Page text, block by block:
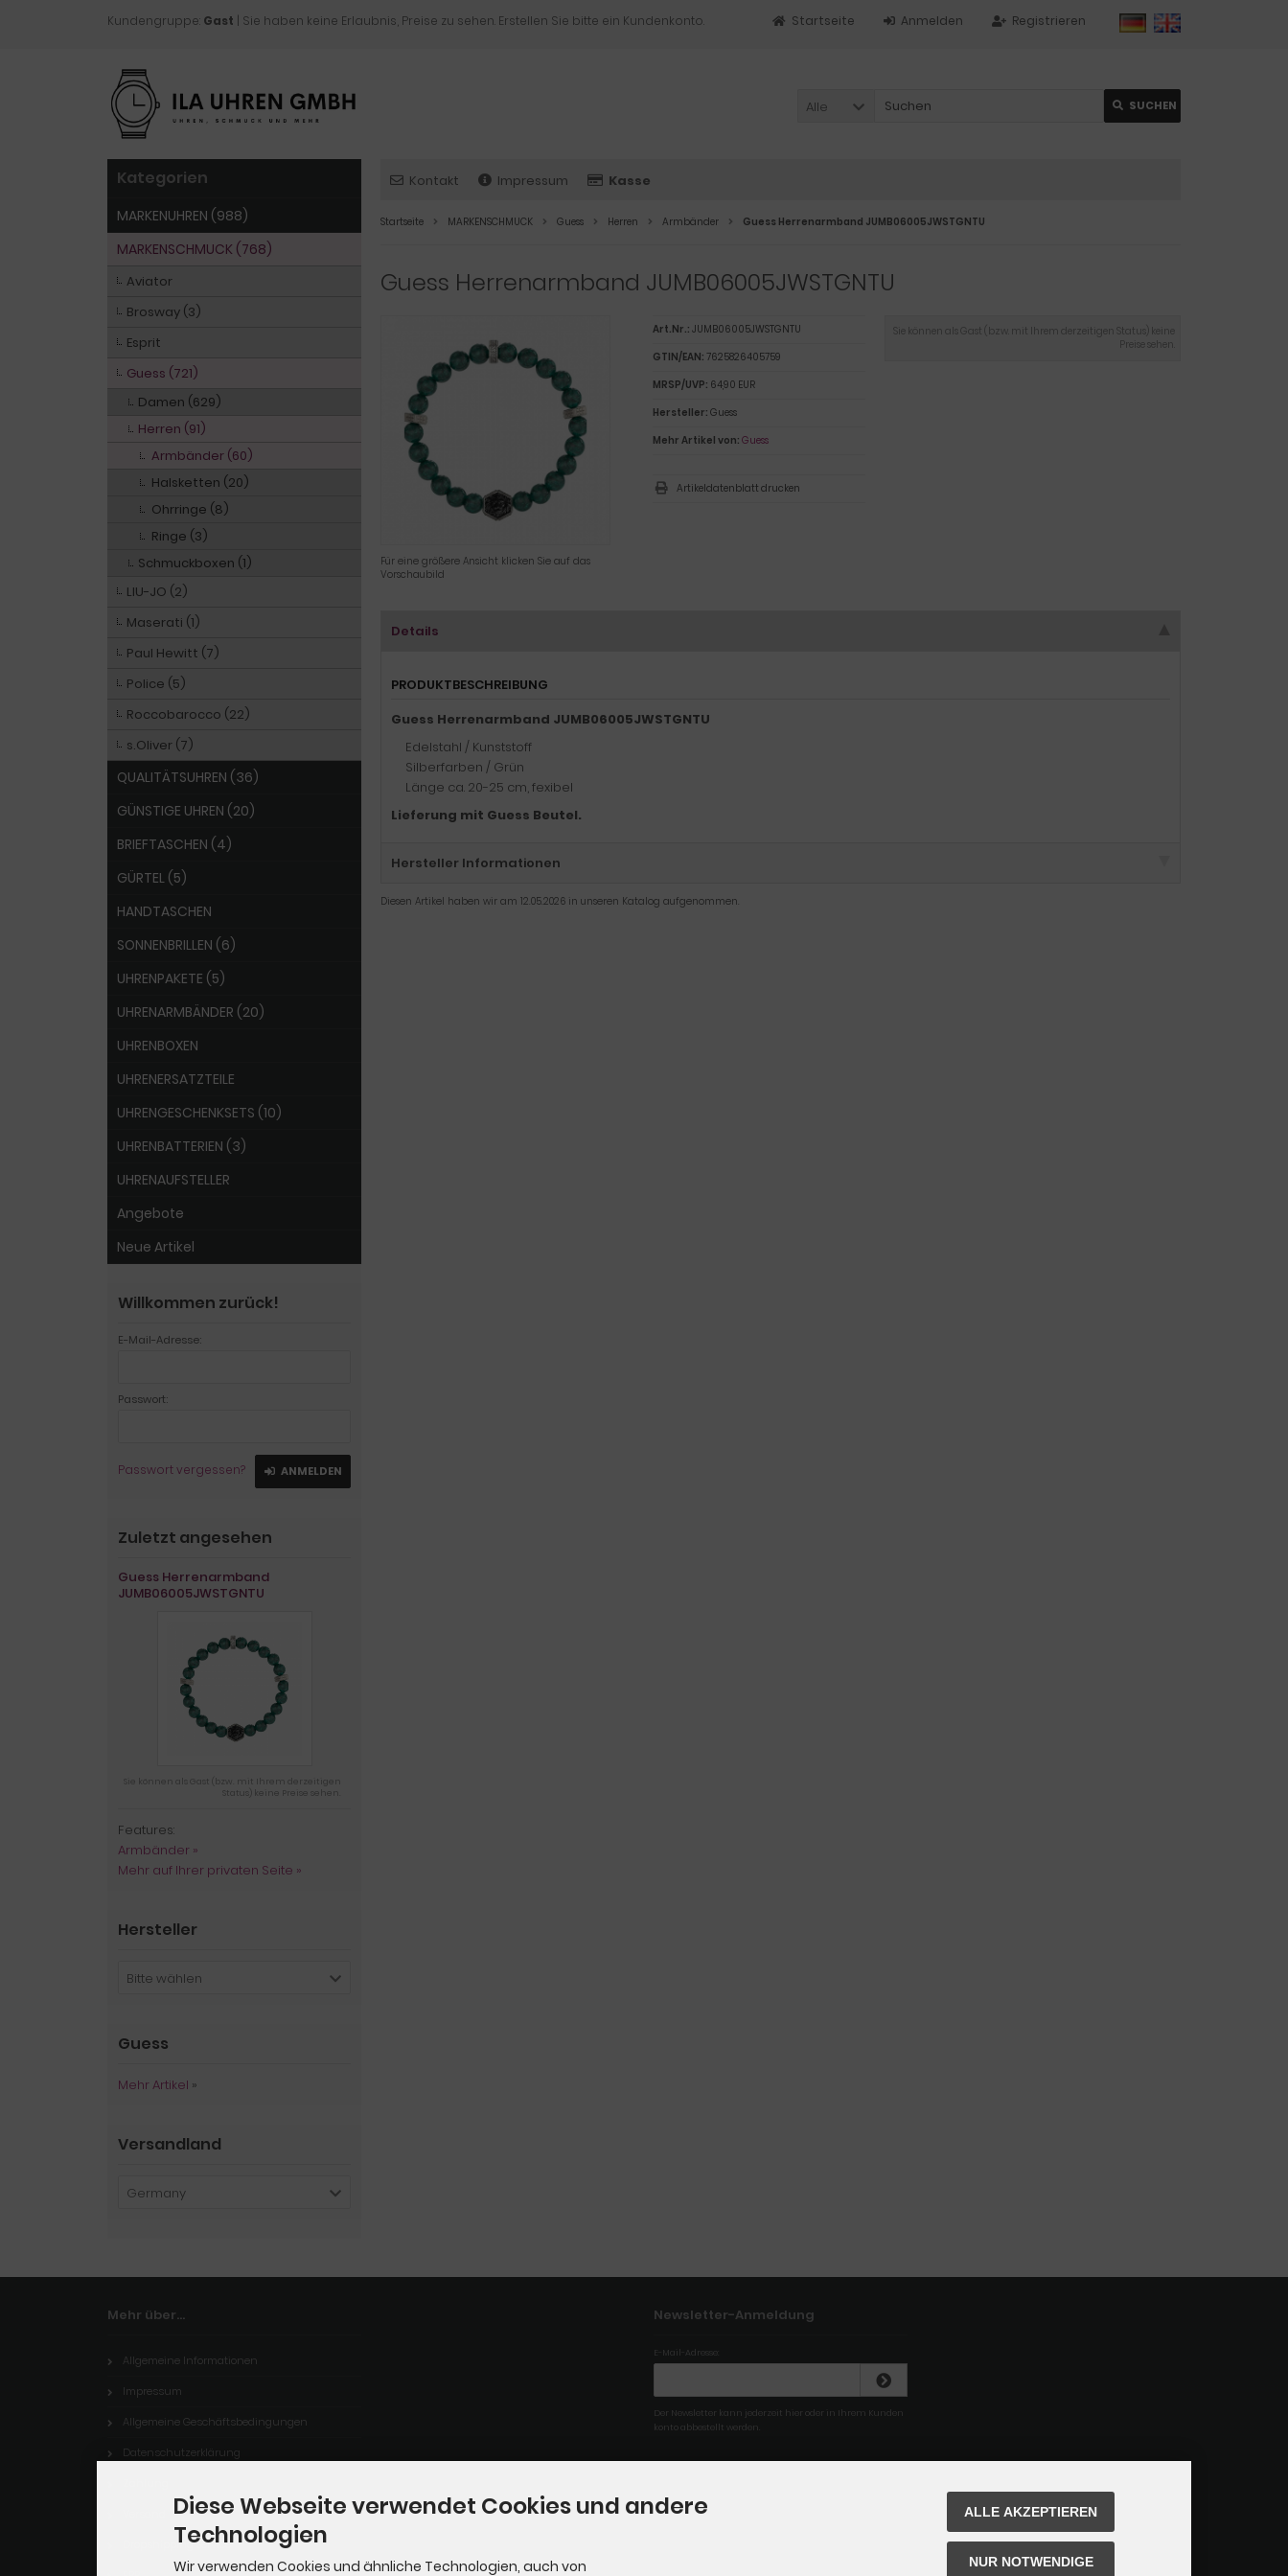
Kundengruppe: Gast | Sie haben keine Erlaubnis, Preise zu sehen. Erstellen Sie bitte ein Kundenkonto. Registrieren
Anmelden
Startseite
Alle SUCHEN
Kontakt Impressum Kasse
Startseite MARKENSCHMUCK Guess Herren Armbänder Guess Herrenarmband JUMB06005JWSTGNTU
Guess Herrenarmband JUMB06005JWSTGNTU
Für eine größere Ansicht klicken Sie auf das
Vorschaubild
Sie können als Gast (bzw. mit Ihrem derzeitigen Status) keine
Preise sehen.
Art.Nr.: JUMB06005JWSTGNTU
GTIN/EAN: 7625826405759
MRSP/UVP: 64,90 EUR
Hersteller: Guess
Mehr Artikel von: Guess
Artikeldatenblatt drucken
Details
PRODUKTBESCHREIBUNG
Guess Herrenarmband JUMB06005JWSTGNTU
Edelstahl / Kunststoff
Silberfarben / Grün
Länge ca. 20-25 cm, fexibel
Lieferung mit Guess Beutel.
Hersteller Informationen
Diesen Artikel haben wir am 12.05.2026 in unseren Katalog aufgenommen.
Kategorien
MARKENUHREN (988)
MARKENSCHMUCK (768)
Aviator
Brosway (3)
Esprit
Guess (721)
Damen (629)
Herren (91)
Armbänder (60)
Halsketten (20)
Ohrringe (8)
Ringe (3)
Schmuckboxen (1)
LIU-JO (2)
Maserati (1)
Paul Hewitt (7)
Police (5)
Roccobarocco (22)
s.Oliver (7)
QUALITÄTSUHREN (36)
GÜNSTIGE UHREN (20)
BRIEFTASCHEN (4)
GÜRTEL (5)
HANDTASCHEN
SONNENBRILLEN (6)
UHRENPAKETE (5)
UHRENARMBÄNDER (20)
UHRENBOXEN
UHRENERSATZTEILE
UHRENGESCHENKSETS (10)
UHRENBATTERIEN (3)
UHRENAUFSTELLER
Angebote
Neue Artikel
Willkommen zurück!
E-Mail-Adresse:
Passwort:
Passwort vergessen? ANMELDEN
Zuletzt angesehen
Guess Herrenarmband
JUMB06005JWSTGNTU
Sie können als Gast (bzw. mit Ihrem derzeitigen
Status) keine Preise sehen.
Features:
Armbänder »
Mehr auf Ihrer privaten Seite »
Hersteller
Bitte wählen
Guess
Mehr Artikel »
Versandland
Germany
Mehr über...
Allgemeine Informationen
Impressum
Allgemeine Geschäftsbedingungen
Datenschutzerklärung
Dropshipping Service
Newsletter-Anmeldung
E-Mail-Adresse:
Der Newsletter kann jederzeit hier oder in Ihrem Kunden
konto abbestellt werden.
Diese Webseite verwendet Cookies und andere
Technologien
Wir verwenden Cookies und ähnliche Technologien, auch von
ALLE AKZEPTIEREN
NUR NOTWENDIGE